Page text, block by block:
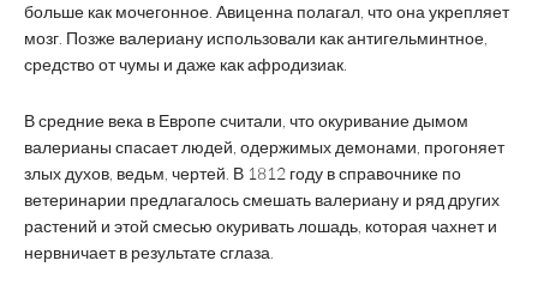
больше как мочегонное. Авиценна полагал, что она укрепляет
мозг. Позже валериану использовали как антигельминтное,
средство от чумы и даже как афродизиак.
В средние века в Европе считали, что окуривание дымом
валерианы спасает людей, одержимых демонами, прогоняет
злых духов, ведьм, чертей. В 1812 году в справочнике по
ветеринарии предлагалось смешать валериану и ряд других
растений и этой смесью окуривать лошадь, которая чахнет и
нервничает в результате сглаза.